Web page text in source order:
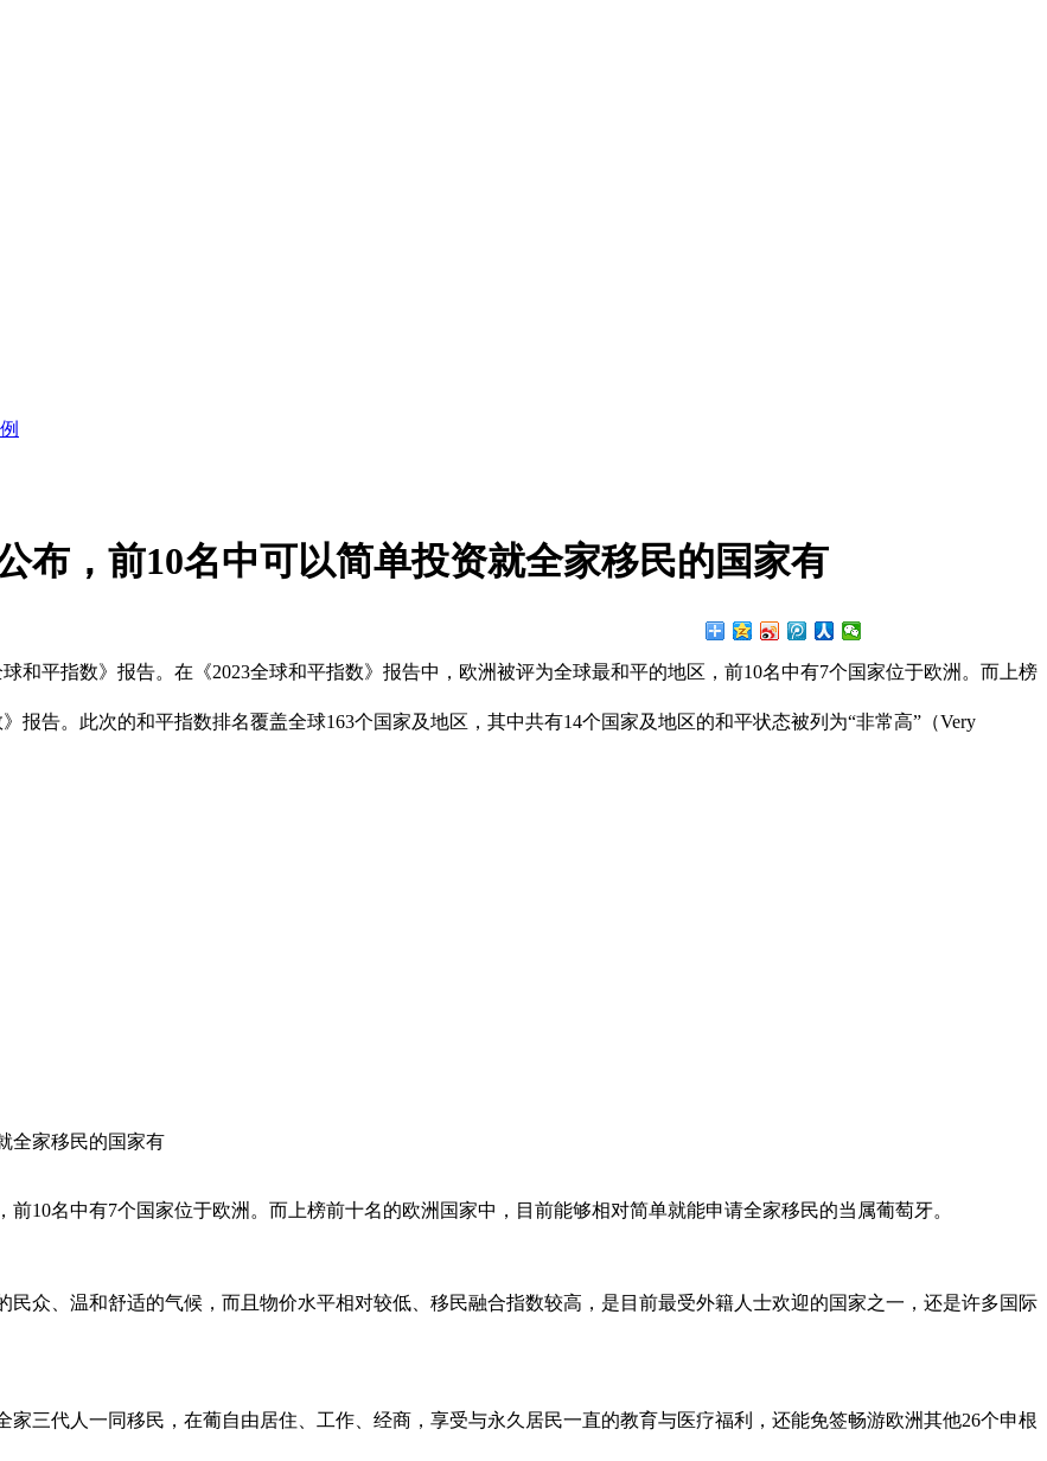
布，前10名中可以简单投资就全家移民的国家有
和平指数》报告。在《2023全球和平指数》报告中，欧洲被评为全球最和平的地区，前10名中有7个国家位于欧洲。而上榜
报告。此次的和平指数排名覆盖全球163个国家及地区，其中共有14个国家及地区的和平状态被列为“非常高”（Very
10名中有7个国家位于欧洲。而上榜前十名的欧洲国家中，目前能够相对简单就能申请全家移民的当属葡萄牙。
众、温和舒适的气候，而且物价水平相对较低、移民融合指数较高，是目前最受外籍人士欢迎的国家之一，还是许多国际
三代人一同移民，在葡自由居住、工作、经商，享受与永久居民一直的教育与医疗福利，还能免签畅游欧洲其他26个申根